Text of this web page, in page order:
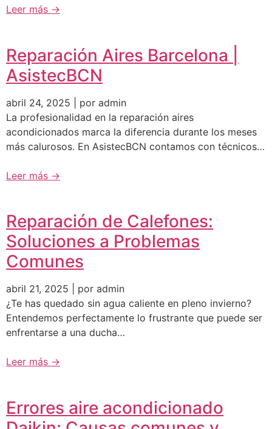
Leer más →
Reparación Aires Barcelona |
AsistecBCN
abril 24, 2025 | por admin
La profesionalidad en la reparación aires
acondicionados marca la diferencia durante los meses
más calurosos. En AsistecBCN contamos con técnicos…
Leer más →
Reparación de Calefones:
Soluciones a Problemas
Comunes
abril 21, 2025 | por admin
¿Te has quedado sin agua caliente en pleno invierno?
Entendemos perfectamente lo frustrante que puede ser
enfrentarse a una ducha…
Leer más →
Errores aire acondicionado